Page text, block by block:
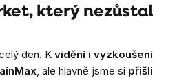
který nezůstal
den. K vidění i vyzkoušení
, ale hlavně jsme si přišli